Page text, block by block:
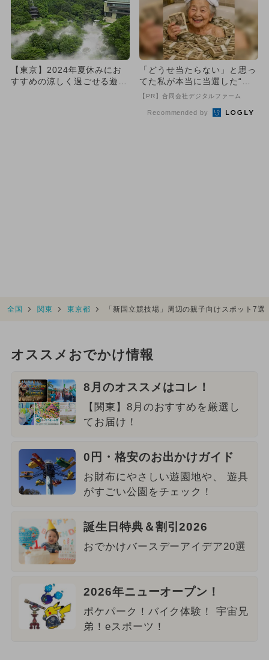
【東京】2024年夏休みにお
すすめの涼しく過ごせる遊び
「どうせ当たらない」と思っ
てた私が本当に当選した“買
い方”がこれ
【PR】合同会社デジタルファーム
Recommended by
全国 関東 東京都 「新国立競技場」周辺の親子向けスポット7
オススメおでかけ情報
8月のオススメはコレ！
【関東】8月のおすすめを厳選し
てお届け！
0円・格安のお出かけガイド
お財布にやさしい遊園地や、 遊具
がすごい公園をチェック！
誕生日特典＆割引2026
おでかけバースデーアイデア20選
2026年ニューオープン！
ポケパーク！バイク体験！ 宇宙兄
弟！eスポーツ！